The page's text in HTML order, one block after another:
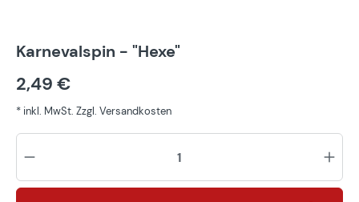
Karnevalspin - "Hexe"
2,49 €
* inkl. MwSt. Zzgl. Versandkosten